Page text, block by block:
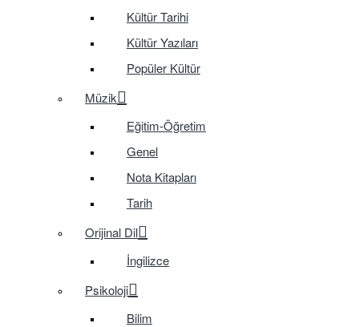
Kültür Tarihi
Kültür Yazıları
Popüler Kültür
Müzik
Eğitim-Öğretim
Genel
Nota Kitapları
Tarih
Orijinal Dil
İngilizce
Psikoloji
Bilim